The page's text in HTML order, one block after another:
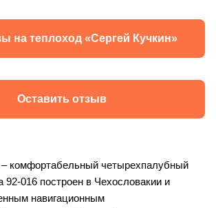
на теплоход «Сергей Кучкин»
Оставить отзыв
– комфортабельный четырехпалубный
92-016 построен в Чехословакии и
навигационным